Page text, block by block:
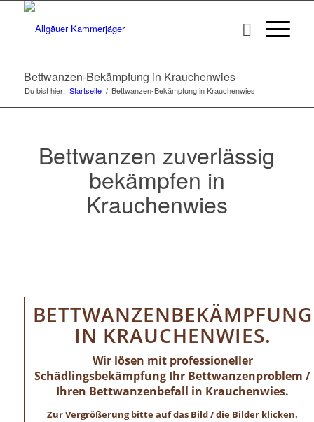
Bettwanzen-Bekämpfung in Krauchenwies
Du bist hier: Startseite / Bettwanzen-Bekämpfung in Krauchenwies
Bettwanzen zuverlässig
bekämpfen in
Krauchenwies
BETTWANZENBEKÄMPFUNG
IN KRAUCHENWIES.
Wir lösen mit professioneller
Schädlingsbekämpfung Ihr Bettwanzenproblem /
Ihren Bettwanzenbefall in Krauchenwies.
Zur Vergrößerung bitte auf das Bild / die Bilder klicken.